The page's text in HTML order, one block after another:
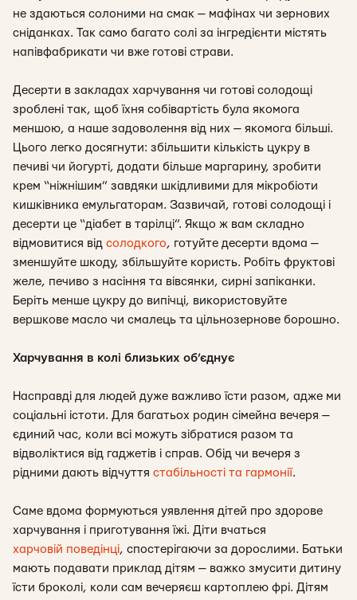
не здаються солоними на смак — мафінах чи зернових
сніданках. Так само багато солі за інгредієнти містять
напівфабрикати чи вже готові страви.
Десерти в закладах харчування чи готові солодощі
зроблені так, щоб їхня собівартість була якомога
меншою, а наше задоволення від них — якомога більші.
Цього легко досягнути: збільшити кількість цукру в
печиві чи йогурті, додати більше маргарину, зробити
крем “ніжнішим” завдяки шкідливими для мікробіоти
кишківника емульгаторам. Зазвичай, готові солодощі і
десерти це “діабет в тарілці”. Якщо ж вам складно
відмовитися від солодкого, готуйте десерти вдома —
зменшуйте шкоду, збільшуйте користь. Робіть фруктові
желе, печиво з насіння та вівсянки, сирні запіканки.
Беріть менше цукру до випічці, використовуйте
вершкове масло чи смалець та цільнозернове борошно.
Харчування в колі близьких об’єднує
Насправді для людей дуже важливо їсти разом, адже ми
соціальні істоти. Для багатьох родин сімейна вечеря —
єдиний час, коли всі можуть зібратися разом та
відволіктися від гаджетів і справ. Обід чи вечеря з
рідними дають відчуття стабільності та гармонії.
Саме вдома формуються уявлення дітей про здорове
харчування і приготування їжі. Діти вчаться
харчовій поведінці, спостерігаючи за дорослими. Батьки
мають подавати приклад дітям — важко змусити дитину
їсти броколі, коли сам вечеряєш картоплею фрі. Дітям